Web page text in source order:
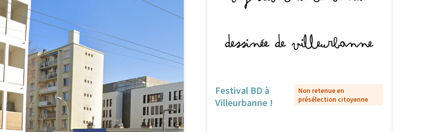
Festival BD à
Villeurbanne !
Non retenue en
présélection citoyenne